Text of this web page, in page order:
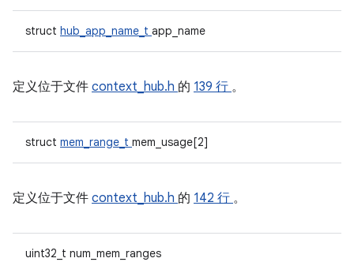
struct hub_app_name_t app_name
定义位于文件 context_hub.h 的 139 行 。
struct mem_range_t mem_usage[2]
定义位于文件 context_hub.h 的 142 行 。
uint32_t num_mem_ranges